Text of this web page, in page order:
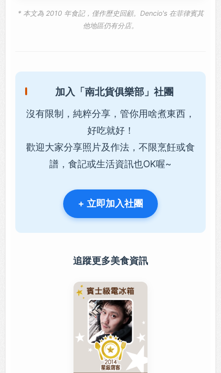
* 本文為 2010 年食記，僅作歷史回顧。Dencio's 在菲律賓其
他地區仍有分店。
加入「南北貨俱樂部」社團
沒有限制，純粹分享，管你用啥煮東西，
好吃就好！
歡迎大家分享照片及作法，不限烹飪或食
譜，食記或生活資訊也OK喔~
+ 立即加入社團
追蹤更多美食資訊